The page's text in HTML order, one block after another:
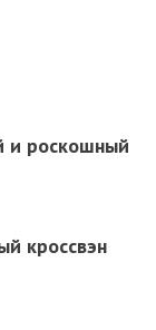
и роскошный
кроссвэн